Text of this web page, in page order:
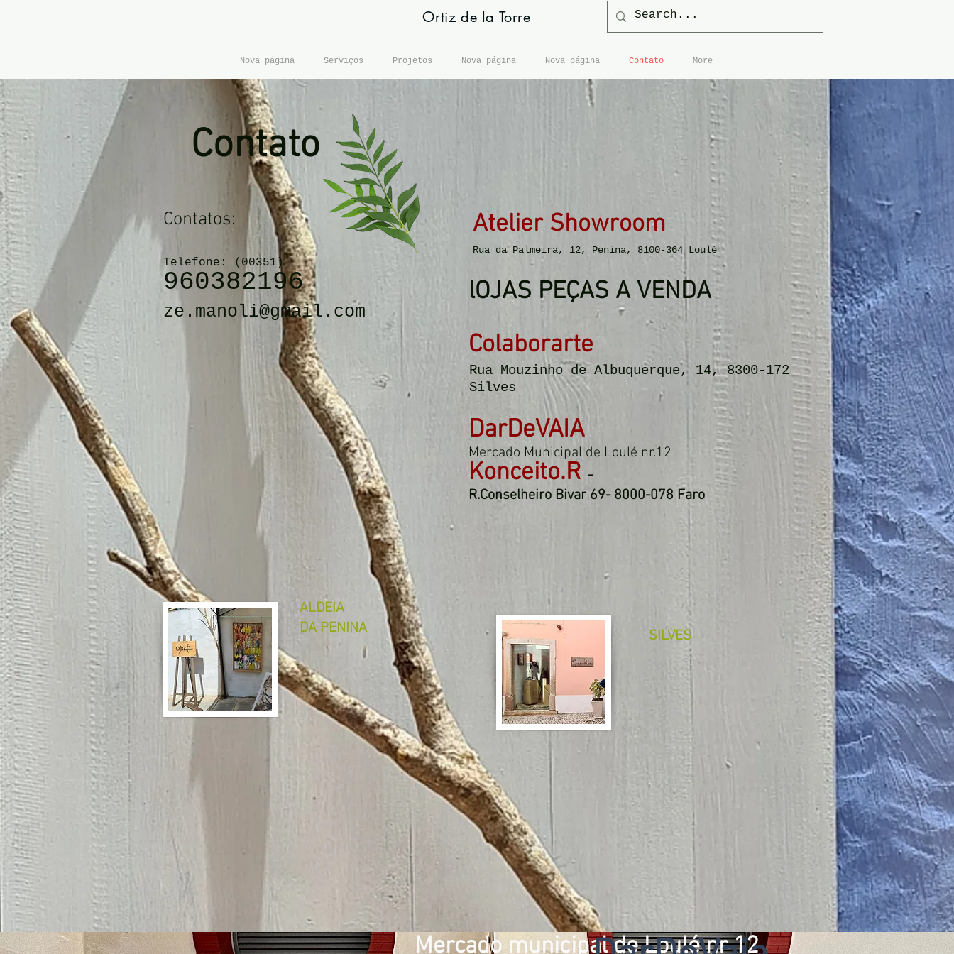
Ortiz de la Torre
Nova página Serviços Projetos Nova página Nova página Contato More
Contato
Contatos:
Telefone: (00351)
960382196
ze.manoli@gmail.com
Atelier Showroom
Rua da Palmeira, 12, Penina, 8100-364 Loulé
lOJAS PEÇAS A VENDA
Colaborarte
Rua Mouzinho de Albuquerque, 14, 8300-172
Silves
DarDeVAIA
Mercado Municipal de Loulé nr.12
Konceito.R -
R.Conselheiro Bivar 69- 8000-078 Faro
ALDEIA
DA PENINA
SILVES
Mercado municipal de Loulé nr 12